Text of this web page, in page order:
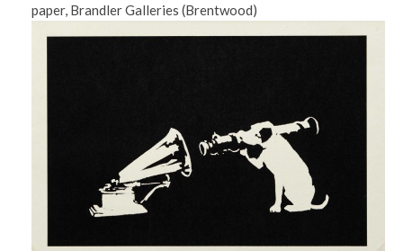
paper, Brandler Galleries (Brentwood)